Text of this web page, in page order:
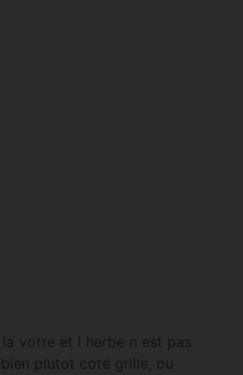
votre et l herbe n est pas
plutot coté grille, ou